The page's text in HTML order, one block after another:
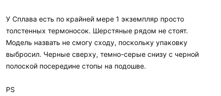
У Сплава есть по крайней мере 1 экземпляр просто
толстенных термоносок. Шерстяные рядом не стоят.
Модель назвать не смогу сходу, поскольку упаковку
выбросил. Черные сверху, темно-серые снизу с черной
полоской посередине стопы на подошве.
PS